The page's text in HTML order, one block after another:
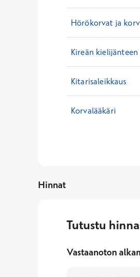
Hörökorvat ja
Kireän kielijänteen
Kitarisaleikkaus
Korvalääkäri
Hinnat
Tutustu
Vastaanoton